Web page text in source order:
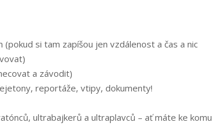
si tam zapíšou jen vzdálenost a čas a nic
a závodit)
reportáže, vtipy, dokumenty!
ultrabajkerů a ultraplavců – ať máte ke komu